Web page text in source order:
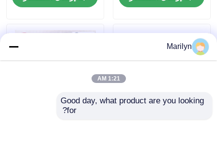
Marilyn
1:21 AM
Good day, what product are you looking
for?